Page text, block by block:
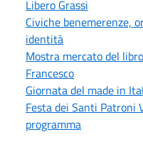
Libero Grassi
Civiche benemerenze,
identità
Mostra mercato del
Francesco
Giornata del made in
Festa dei Santi Patroni
programma